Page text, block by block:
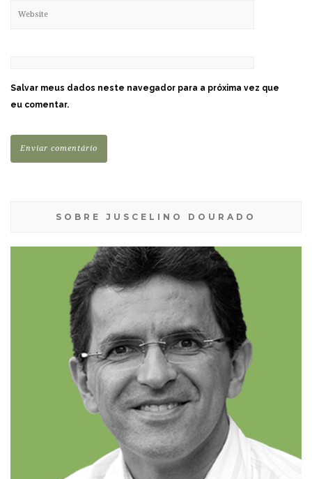
Salvar meus dados neste navegador para a próxima vez que
eu comentar.
SOBRE JUSCELINO DOURADO